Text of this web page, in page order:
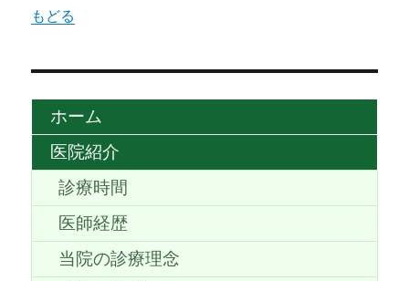
もどる
ホーム
医院紹介
診療時間
医師経歴
当院の診療理念